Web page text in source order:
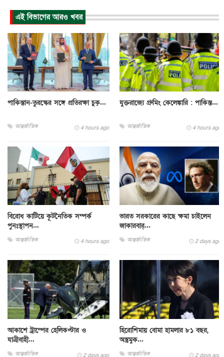
এই বিভাগের আরও খবর
পাকিস্তান-তুরস্কের সঙ্গে প্রতিরক্ষা চুক্...
আন্তর্জাতিক 4 hours ago
যুক্তরাজ্যে গ্রুমিং কেলেঙ্কারি : পাকিস্ত...
আন্তর্জাতিক 4 hours ago
বিরোধ কাটিয়ে কূটনৈতিক সম্পর্ক
পুনঃস্থাপন...
আন্তর্জাতিক 4 hours ago
ভারত সরকারের কাছে ক্ষমা চাইলেন
জাকারবার্...
আন্তর্জাতিক 2 days ago
আকাশে ট্রাম্পের হেলিকপ্টার ও
যাত্রীবাহী...
আন্তর্জাতিক 2 days ago
হিরোশিমায় বোমা হামলার ৮১ বছর,
অস্ত্রমুক...
আন্তর্জাতিক 2 days ago